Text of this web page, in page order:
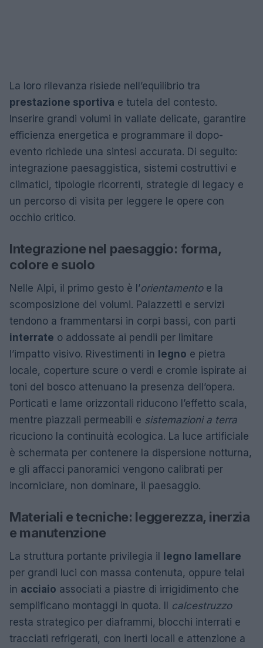
La loro rilevanza risiede nell’equilibrio tra
prestazione sportiva e tutela del contesto.
Inserire grandi volumi in vallate delicate, garantire
efficienza energetica e programmare il dopo-
evento richiede una sintesi accurata. Di seguito:
integrazione paesaggistica, sistemi costruttivi e
climatici, tipologie ricorrenti, strategie di legacy e
un percorso di visita per leggere le opere con
occhio critico.
Integrazione nel paesaggio: forma,
colore e suolo
Nelle Alpi, il primo gesto è l’orientamentoe la
scomposizione dei volumi. Palazzetti e servizi
tendono a frammentarsi in corpi bassi, con parti
interrate o addossate ai pendii per limitare
l’impatto visivo. Rivestimenti in legno e pietra
locale, coperture scure o verdi e cromie ispirate ai
toni del bosco attenuano la presenza dell’opera.
Porticati e lame orizzontali riducono l’effetto scala,
mentre piazzali permeabili e sistemazioni a terra
ricuciono la continuità ecologica. La luce artificiale
è schermata per contenere la dispersione notturna,
e gli affacci panoramici vengono calibrati per
incorniciare, non dominare, il paesaggio.
Materiali e tecniche: leggerezza, inerzia
e manutenzione
La struttura portante privilegia il
legno lamellare
per grandi luci con massa contenuta, oppure telai
in acciaio associati a piastre di irrigidimento che
semplificano montaggi in quota. Il calcestruzzo
resta strategico per diaframmi, blocchi interrati e
tracciati refrigerati, con inerti locali e attenzione a